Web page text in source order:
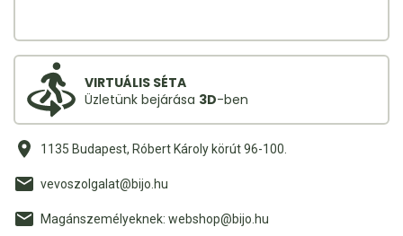
VIRTUÁLIS SÉTA
Üzletünk bejárása 3D-ben
1135 Budapest, Róbert Károly körút 96-100.
vevoszolgalat@bijo.hu
Magánszemélyeknek: webshop@bijo.hu